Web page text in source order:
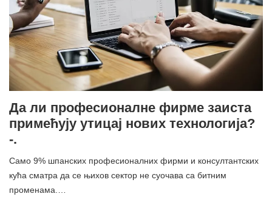
Да ли професионалне фирме заиста
примећују утицај нових технологија?
-.
Само 9% шпанских професионалних фирми и консултантских
кућа сматра да се њихов сектор не суочава са битним
променама.…